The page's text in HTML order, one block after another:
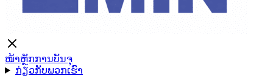
ໜ້າຫຼັກການບັນຈຸ
ກ່ຽວກັບພວກເຮົາ